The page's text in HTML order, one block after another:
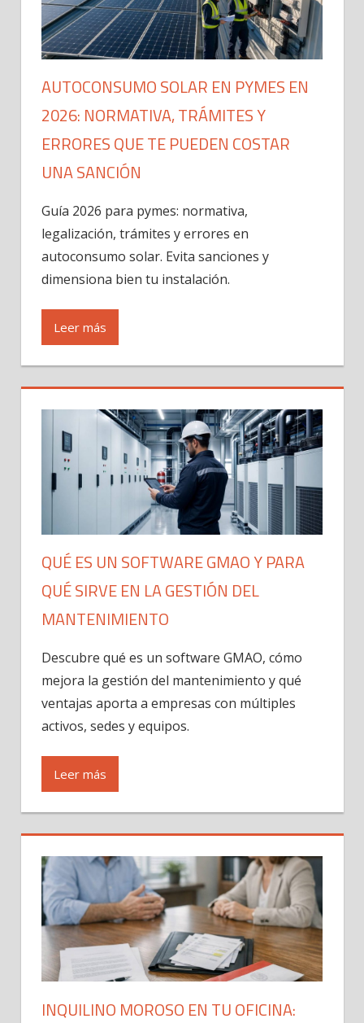
AUTOCONSUMO SOLAR EN PYMES EN
2026: NORMATIVA, TRÁMITES Y
ERRORES QUE TE PUEDEN COSTAR
UNA SANCIÓN
Guía 2026 para pymes: normativa,
legalización, trámites y errores en
autoconsumo solar. Evita sanciones y
dimensiona bien tu instalación.
Leer más
QUÉ ES UN SOFTWARE GMAO Y PARA
QUÉ SIRVE EN LA GESTIÓN DEL
MANTENIMIENTO
Descubre qué es un software GMAO, cómo
mejora la gestión del mantenimiento y qué
ventajas aporta a empresas con múltiples
activos, sedes y equipos.
Leer más
INQUILINO MOROSO EN TU OFICINA: